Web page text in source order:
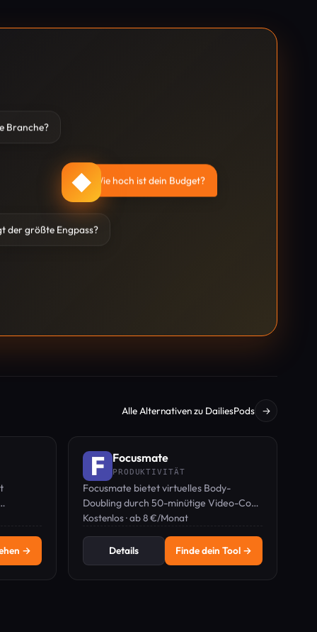
Branche?
Wie hoch ist dein Budget?
der größte Engpass?
◆
Alle Alternativen zu DailiesPods →
→
Focusmate
PRODUKTIVITÄT
Focusmate bietet virtuelles Body-
Doubling durch 50-minütige Video-Co-
Working-Sitzungen, um Produktivität
Kostenlos · ab 8 €/Monat
Details Finde dein Tool →